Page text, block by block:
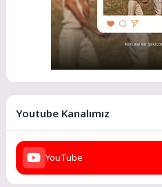
Youtube Kanalımız
YouTube